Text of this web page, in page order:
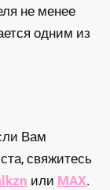
не менее
одним из
Вам
свяжитесь
или MAX.